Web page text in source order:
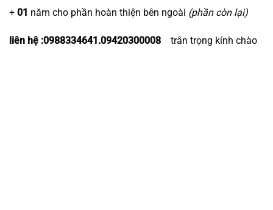
+ 01 năm cho phần hoàn thiện bên ngoài (phần còn lại)
liên hệ :0988334641.09420300008 trân trọng kính chào